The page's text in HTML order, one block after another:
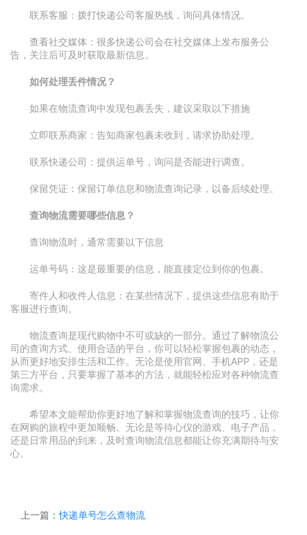
联系客服：拨打快递公司客服热线，询问具体情况。
查看社交媒体：很多快递公司会在社交媒体上发布服务公
告，关注后可及时获取最新信息。
如何处理丢件情况？
如果在物流查询中发现包裹丢失，建议采取以下措施
立即联系商家：告知商家包裹未收到，请求协助处理。
联系快递公司：提供运单号，询问是否能进行调查。
保留凭证：保留订单信息和物流查询记录，以备后续处理。
查询物流需要哪些信息？
查询物流时，通常需要以下信息
运单号码：这是最重要的信息，能直接定位到你的包裹。
寄件人和收件人信息：在某些情况下，提供这些信息有助于
客服进行查询。
物流查询是现代购物中不可或缺的一部分。通过了解物流公
司的查询方式、使用合适的平台，你可以轻松掌握包裹的动态，
从而更好地安排生活和工作。无论是使用官网、手机APP，还是
第三方平台，只要掌握了基本的方法，就能轻松应对各种物流查
询需求。
希望本文能帮助你更好地了解和掌握物流查询的技巧，让你
在网购的旅程中更加顺畅。无论是等待心仪的游戏、电子产品，
还是日常用品的到来，及时查询物流信息都能让你充满期待与安
心。
上一篇：快递单号怎么查物流